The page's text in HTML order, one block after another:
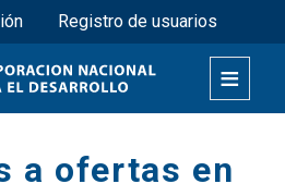
Pasar
al
contenido
principal
Registro de usuarios
a ofertas en